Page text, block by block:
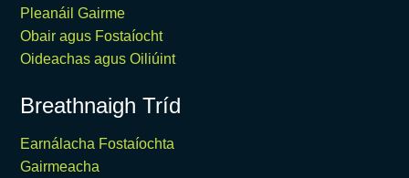
Pleanáil Gairme
Obair agus Fostaíocht
Oideachas agus Oiliúint
Breathnaigh Tríd
Earnálacha Fostaíochta
Gairmeacha